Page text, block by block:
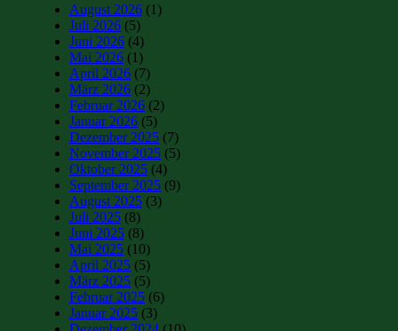
August 2026 (1)
Juli 2026 (5)
Juni 2026 (4)
Mai 2026 (1)
April 2026 (7)
März 2026 (2)
Februar 2026 (2)
Januar 2026 (5)
Dezember 2025 (7)
November 2025 (5)
Oktober 2025 (4)
September 2025 (9)
August 2025 (3)
Juli 2025 (8)
Juni 2025 (8)
Mai 2025 (10)
April 2025 (5)
März 2025 (5)
Februar 2025 (6)
Januar 2025 (3)